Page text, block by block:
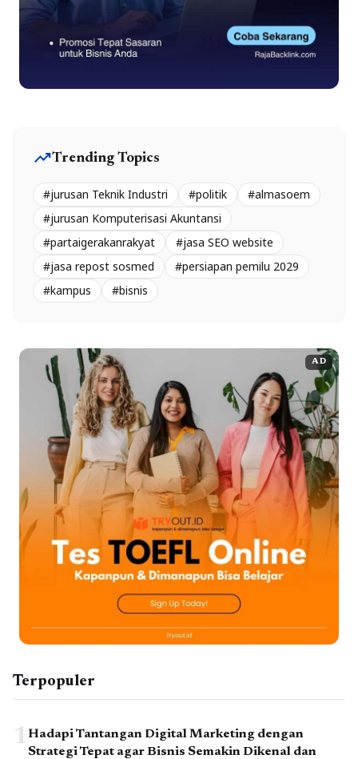
trending_upTrending Topics
#jurusan Teknik Industri #politik
#almasoem
#jurusan Komputerisasi Akuntansi
#partaigerakanrakyat
#jasa SEO website
#jasa repost sosmed
#persiapan pemilu 2029
#kampus
#bisnis
AD
Terpopuler
1Hadapi Tantangan Digital Marketing dengan
Strategi Tepat agar Bisnis Semakin Dikenal dan